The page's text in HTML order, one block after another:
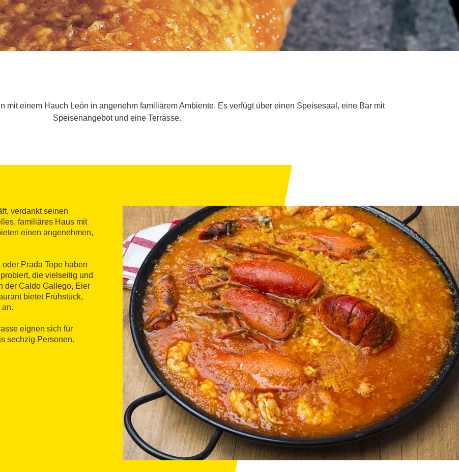
mit einem Hauch León in angenehm familiärem Ambiente. Es verfügt über einen Speisesaal, eine Bar mit
Speisenangebot und eine Terrasse.
verdankt seinen
familiäres Haus mit
einen angenehmen,
Prada Tope haben
die vielseitig und
der Caldo Gallego, Eier
bietet Frühstück,
eignen sich für
sechzig Personen.